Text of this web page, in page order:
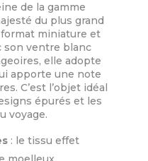
de la gamme
du plus grand
miniature et
son ventre blanc
elle adopte
apporte une note
C’est l’objet idéal
épurés et les
voyage.
: le tissu effet